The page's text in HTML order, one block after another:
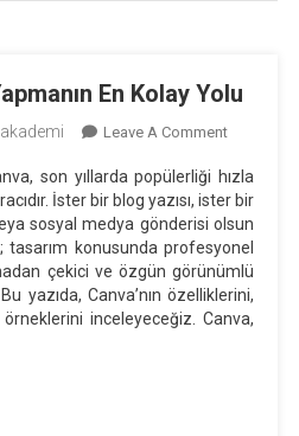
En Kolay Yolu
Leave A CommentOn
Tasarım
En
Kolay
Yolu
son yıllarda popülerliği hızla
İster bir blog yazısı, ister bir
sosyal medya gönderisi olsun
tasarım konusunda profesyonel
çekici ve özgün görünümlü
yazıda, Canva’nın özelliklerini,
örneklerini inceleyeceğiz. Canva,